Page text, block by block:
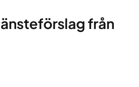
från